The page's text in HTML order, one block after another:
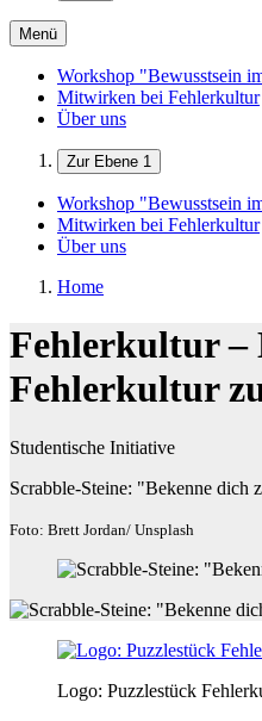
Menü
Workshop "Bewusstsein
Mitwirken bei Fehlerkultur
Über uns
Zur Ebene 1
Workshop "Bewusstsein
Mitwirken bei Fehlerkultur
Über uns
Home
Fehlerkultur –
Fehlerkultur
Studentische Initiative
Scrabble-Steine: "Bekenne dich
Foto: Brett Jordan/ Unsplash
Logo: Puzzlestück